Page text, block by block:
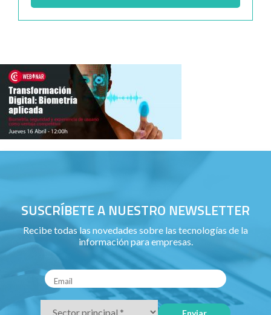
SUSCRÍBETE A NUESTRO NEWSLETTER
Recibe todas las novedades sobre las tecnologías de la
información para empresas.